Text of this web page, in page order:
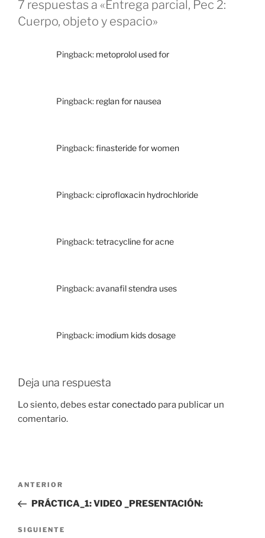
7 respuestas a «Entrega parcial, Pec 2:
Cuerpo, objeto y espacio»
Pingback: metoprolol used for
Pingback: reglan for nausea
Pingback:finasteride for women
Pingback:ciprofloxacin hydrochloride
Pingback:tetracycline for acne
Pingback:avanafil stendra uses
Pingback: imodium kids dosage
Deja una respuesta
Lo siento, debes estarconectado para publicar un
comentario.
Navegación
entradas
Entrada
anterior:
ANTERIOR
PRÁCTICA_1: VIDEO _PRESENTACIÓN:
Siguiente
SIGUIENTE